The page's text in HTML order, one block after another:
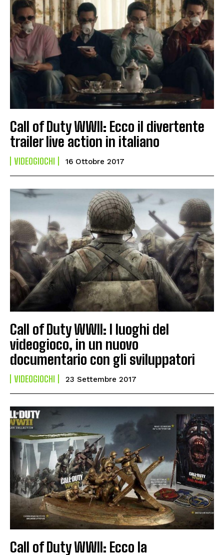
Call of Duty WWII: Ecco il divertente
trailer live action in italiano
VIDEOGIOCHI 16 Ottobre 2017
Call of Duty WWII: I luoghi del
videogioco, in un nuovo
documentario con gli sviluppatori
VIDEOGIOCHI 23 Settembre 2017
Call of Duty WWII: Ecco la